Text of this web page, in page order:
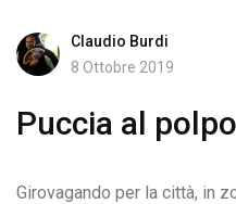
Claudio Burdi
8 Ottobre 2019
Puccia al polpo
Girovagando per la città, in